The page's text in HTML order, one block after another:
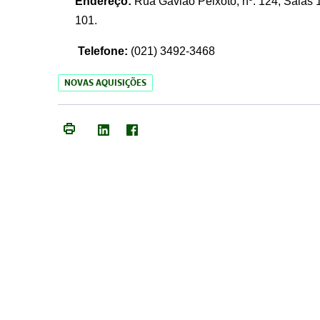
101.
Telefone: (021) 3492-3468
NOVAS AQUISIÇÕES